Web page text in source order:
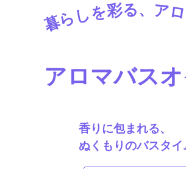
暮らしを彩る、ア
アロマバス
香りに包まれる、
ぬくもりのバスタイ